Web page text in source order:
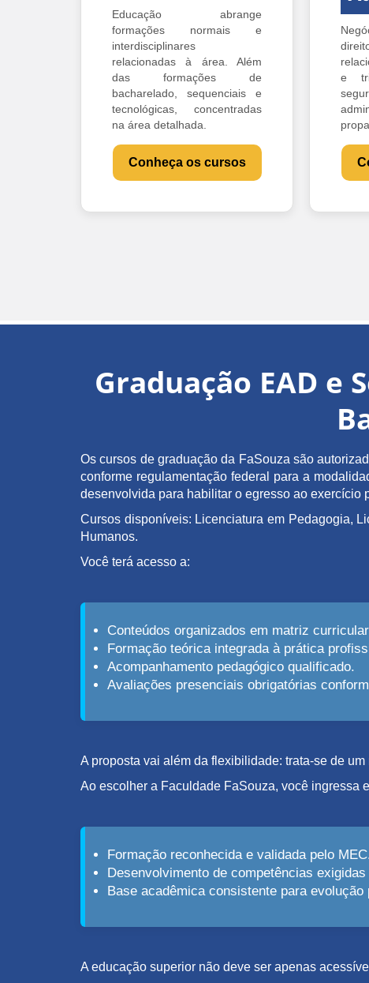
Educação abrange
formações normais e
interdisciplinares
relacionadas à área. Além
das formações de
bacharelado, sequenciais e
tecnológicas, concentradas
na área detalhada.
Conheça os cursos
e
Graduação EAD e
Os cursos de graduação da FaSouza são
conforme regulamentação federal para a
desenvolvida para habilitar o egresso ao exercício
Cursos disponíveis: Licenciatura em Pedagogia,
Humanos.
Você terá acesso a:
Conteúdos organizados em matriz
Formação teórica integrada à prática
Acompanhamento pedagógico qualificado.
Avaliações presenciais obrigatórias
A proposta vai além da flexibilidade: trata-se de
Ao escolher a Faculdade FaSouza, você ingressa
Formação reconhecida e validada pelo
Desenvolvimento de competências
Base acadêmica consistente para evolução
A educação superior não deve ser apenas